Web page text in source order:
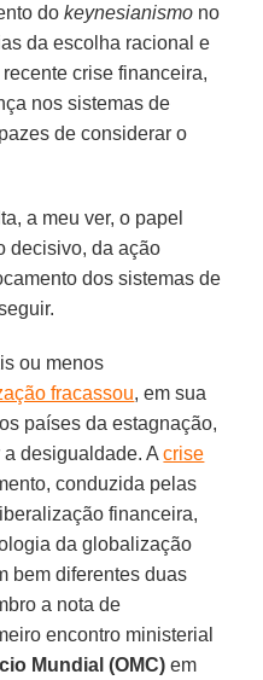
dokeynesianismo no
da escolha racional e
crise financeira,
nos sistemas de
de considerar o
a meu ver, o papel
decisivo, da ação
dos sistemas de
ou menos
fracassou, em sua
países da estagnação,
a desigualdade. Acrise
conduzida pelas
financeira,
da globalização
bem diferentes duas
a nota de
encontro ministerial
Mundial (OMC) em